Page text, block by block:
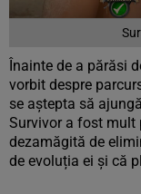
Înainte de a părăsi
vorbit despre
se aștepta să
Survivor a fost mult
dezamăgită de
de evoluția ei și că